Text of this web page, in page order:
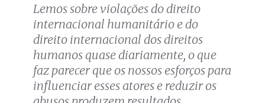
Lemos sobre violações do direito
internacional humanitário e do
direito internacional dos direitos
humanos quase diariamente, o que
faz parecer que os nossos esforços para
influenciar esses atores e reduzir os